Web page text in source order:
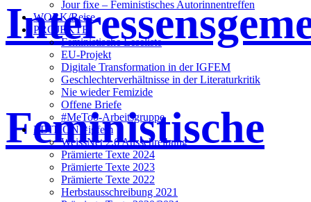
Feministische
Jour fixe – Feministisches Autorinnentreffen
WORK/Reise
PROJEKTE
Feministische Leseliste
EU-Projekt
Digitale Transformation in der IGFEM
Geschlechterverhältnisse in der Literaturkritik
Nie wieder Femizide
Offene Briefe
#MeToo-Arbeitsgruppe
EDITION ≠igfem
WeissNet 2.6 Ausschreibung
Prämierte Texte 2024
Prämierte Texte 2023
Prämierte Texte 2022
Herbstausschreibung 2021